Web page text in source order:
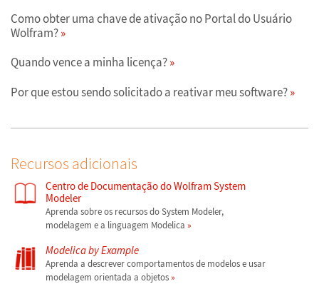
Como obter uma chave de ativação no Portal do Usuário
Wolfram?
Quando vence a minha licença?
Por que estou sendo solicitado a reativar meu software?
Recursos adicionais
Centro de Documentação do Wolfram System
Modeler
Aprenda sobre os recursos do System Modeler,
modelagem e a linguagem Modelica
Modelica by Example
Aprenda a descrever comportamentos de modelos e usar
modelagem orientada a objetos